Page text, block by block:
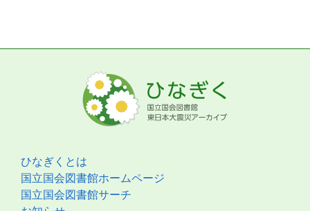
ひなぎくとは
国立国会図書館ホームページ
国立国会図書館サーチ